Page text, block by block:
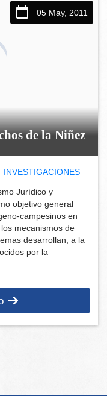
05 May, 2011
de la Niñez
INVESTIGACIONES
Jurídico y
objetivo general
campesinos en
mecanismos de
desarrollan, a la
por la